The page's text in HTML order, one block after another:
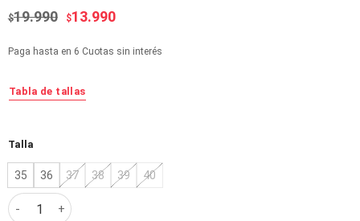
$19.990 El
original
$13.990El
actual
Paga hasta en 6 Cuotas sin interés
Tabla de tallas
Talla
35 36 37 38 39 40
Zapato New Walk Lily Celeste cantidad
Alternative: